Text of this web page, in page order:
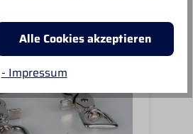
Alle Cookies akzeptieren
- Impressum